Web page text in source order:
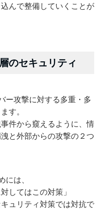
んで整備していくことが
のセキュリティ
ー攻撃に対する多重・多
す。
件から窺えるように、情
と外部からの攻撃の２つ
は、
してはこの対策」
ュリティ対策では対抗で